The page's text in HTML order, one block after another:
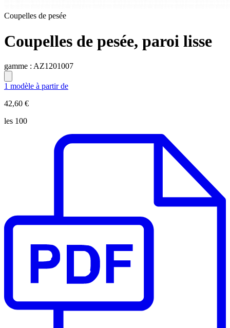
Coupelles de pesée
Coupelles de pesée, paroi lisse
gamme : AZ1201007
1 modèle à partir de
42,60 €
les 100